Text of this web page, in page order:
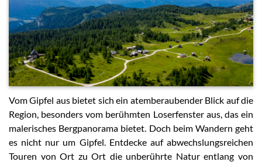
Vom Gipfel aus bietet sich ein atemberaubender Blick auf die
Region, besonders vom berühmten Loserfenster aus, das ein
malerisches Bergpanorama bietet. Doch beim Wandern geht
es nicht nur um Gipfel. Entdecke auf abwechslungsreichen
Touren von Ort zu Ort die unberührte Natur entlang von